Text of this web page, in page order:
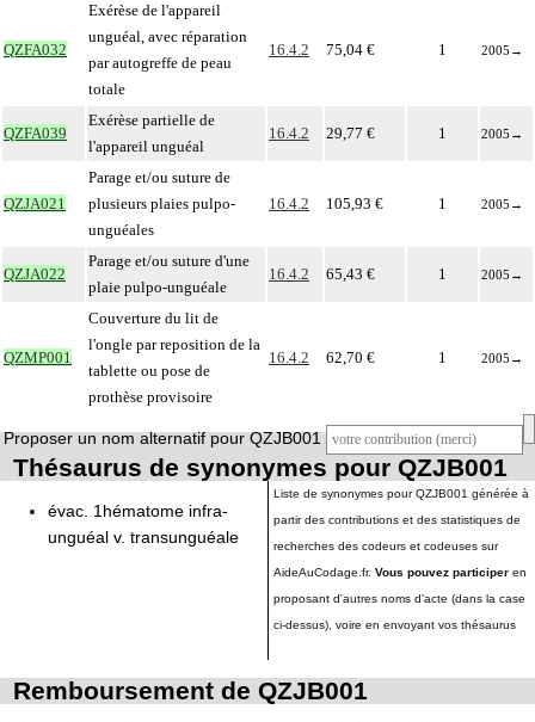
QZFA032
Exérèse de l'appareil
unguéal, avec réparation
par autogreffe de peau
totale
16.4.2 75,04 € 1 2005 →
QZFA039
Exérèse partielle de
l'appareil unguéal
16.4.2 29,77 € 1 2005 →
QZJA021
Parage et/ou suture de
plusieurs plaies pulpo-
unguéales
16.4.2 105,93 € 1 2005 →
QZJA022
Parage et/ou suture d'une
plaie pulpo-unguéale
16.4.2 65,43 € 1 2005 →
QZMP001
Couverture du lit de
l'ongle par reposition de la
tablette ou pose de
prothèse provisoire
16.4.2 62,70 € 1 2005 →
Proposer un nom alternatif pour QZJB001
Thésaurus de synonymes pour QZJB001
évac. 1hématome infra-
unguéal v. transunguéale
Liste de synonymes pour QZJB001 générée à
partir des contributions et des statistiques de
recherches des codeurs et codeuses sur
AideAuCodage.fr. Vous pouvez participer en
proposant d'autres noms d'acte (dans la case
ci-dessus), voire en envoyant vos thésaurus
Remboursement de QZJB001